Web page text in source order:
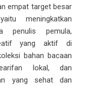
empat target besar
meningkatkan
penulis pemula,
yang aktif di
bahan bacaan
lokal, dan
yang sehat dan